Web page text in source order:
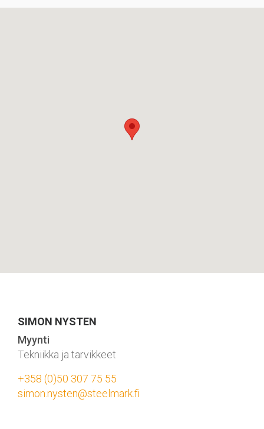
SIMON NYSTEN
Myynti
Tekniikka ja tarvikkeet
+358 (0)50 307 75 55
simon.nysten@steelmark.fi